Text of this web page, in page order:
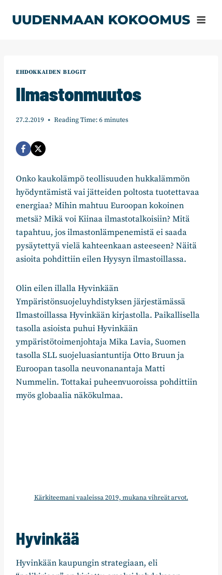
sisältöön
UUDENMAAN KOKOOMUS
EHDOKKAIDEN BLOGIT
Ilmastonmuutos
27.2.2019 Reading Time: 6minutes
Onko kaukolämpö teollisuuden hukkalämmön
hyödyntämistä vai jätteiden poltosta tuotettavaa
energiaa? Mihin mahtuu Euroopan kokoinen
metsä? Mikä voi Kiinaa ilmastotalkoisiin? Mitä
tapahtuu, jos ilmastonlämpenemistä ei saada
pysäytettyä vielä kahteenkaan asteeseen? Näitä
asioita pohdittiin eilen Hyysyn ilmastoillassa.
Olin eilen illalla Hyvinkään
Ympäristönsuojeluyhdistyksen järjestämässä
Ilmastoillassa Hyvinkään kirjastolla. Paikallisella
tasolla asioista puhui Hyvinkään
ympäristötoimenjohtaja Mika Lavia, Suomen
tasolla SLL suojeluasiantuntija Otto Bruun ja
Euroopan tasolla neuvonanantaja Matti
Nummelin. Tottakai puheenvuoroissa pohdittiin
myös globaalia näkökulmaa.
Kärkiteemani vaaleissa 2019, mukana vihreät arvot.
Hyvinkää
Hyvinkään kaupungin strategiaan, eli